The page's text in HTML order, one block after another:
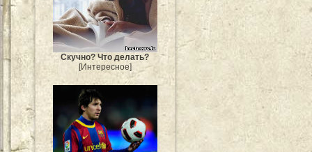
Скучно? Что делать?
[Интересное]